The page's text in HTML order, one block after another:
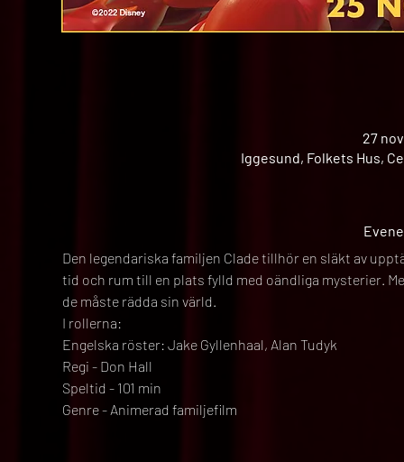
27
Iggesund, Folkets Hus,
Den legendariska familjen Clade tillhör en släkt av
tid och rum till en plats fylld med oändliga mysterier.
de måste rädda sin värld.
I rollerna:
Engelska röster: Jake Gyllenhaal, Alan Tudyk
Regi - Don Hall
Speltid - 101 min
Genre - Animerad familjefilm